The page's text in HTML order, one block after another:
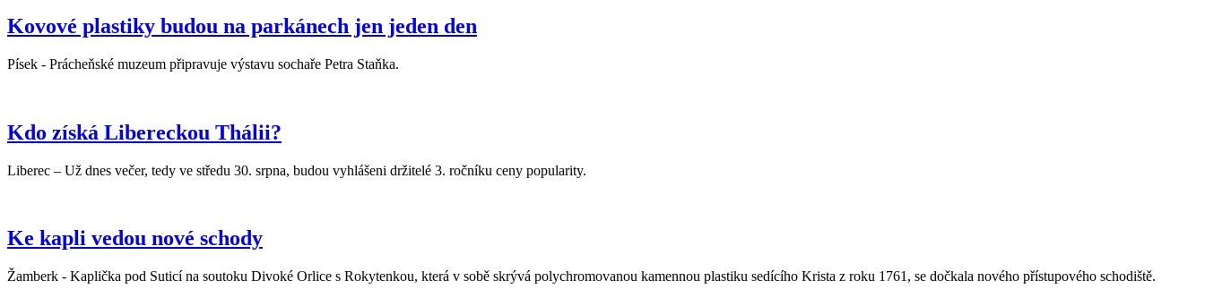
Kovové plastiky budou na parkánech jen jeden den
Písek - Prácheňské muzeum připravuje výstavu sochaře Petra Staňka.
Kdo získá Libereckou Thálii?
Liberec – Už dnes večer, tedy ve středu 30. srpna, budou vyhlášeni držitelé 3. ročníku ceny popularity.
Ke kapli vedou nové schody
Žamberk - Kaplička pod Suticí na soutoku Divoké Orlice s Rokytenkou, která v sobě skrývá polychromovanou kamennou plastiku sedícího Krista z roku 1761, se dočkala nového přístupového schodiště.